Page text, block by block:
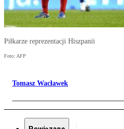
Piłkarze reprezentacji Hiszpanii
Foto: AFP
Tomasz Wacławek